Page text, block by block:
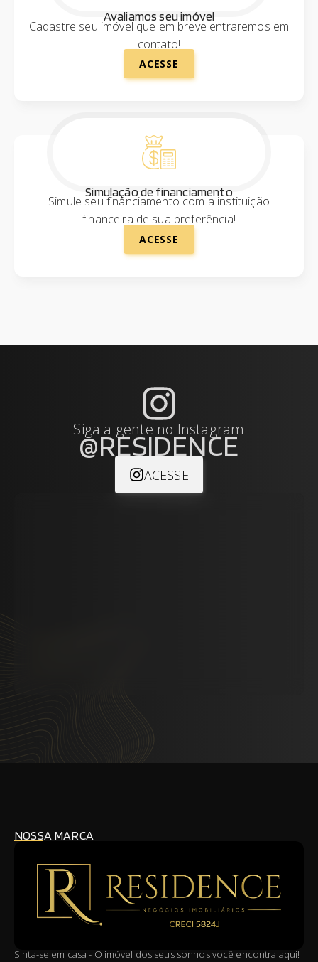
Avaliamos seu imóvel
Cadastre seu imóvel que em breve entraremos em
contato!
ACESSE
Simulação de financiamento
Simule seu financiamento com a instituição
financeira de sua preferência!
ACESSE
Siga a gente no Instagram
@RESIDENCE
ACESSE
NOSSA MARCA
Sinta-se em casa - O imóvel dos seus sonhos você encontra aqui!